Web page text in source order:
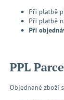
Při platbě
Při platbě
Při
PPL
Objednané zboží